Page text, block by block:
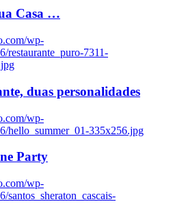
Casa …
wp-
restaurante_puro-7311-
duas personalidades
wp-
hello_summer_01-335x256.jpg
Party
wp-
santos_sheraton_cascais-